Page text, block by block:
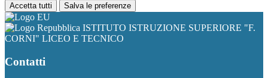
Accetta tutti Salva le preferenze
ISTITUTO ISTRUZIONE SUPERIORE "F.
CORNI" LICEO E TECNICO
Contatti